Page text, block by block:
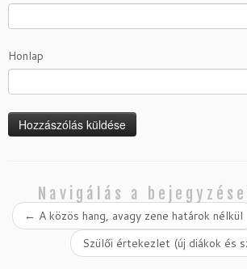
Honlap
Navigálás a
← A közös hang, avagy zene határok nélkül
Szülői értekezlet (új diákok és